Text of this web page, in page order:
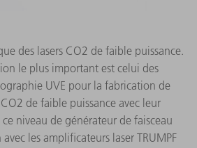
des lasers CO2 de faible puissance.
le plus important est celui des
UVE pour la fabrication de
de faible puissance avec leur
niveau de générateur de faisceau
les amplificateurs laser TRUMPF